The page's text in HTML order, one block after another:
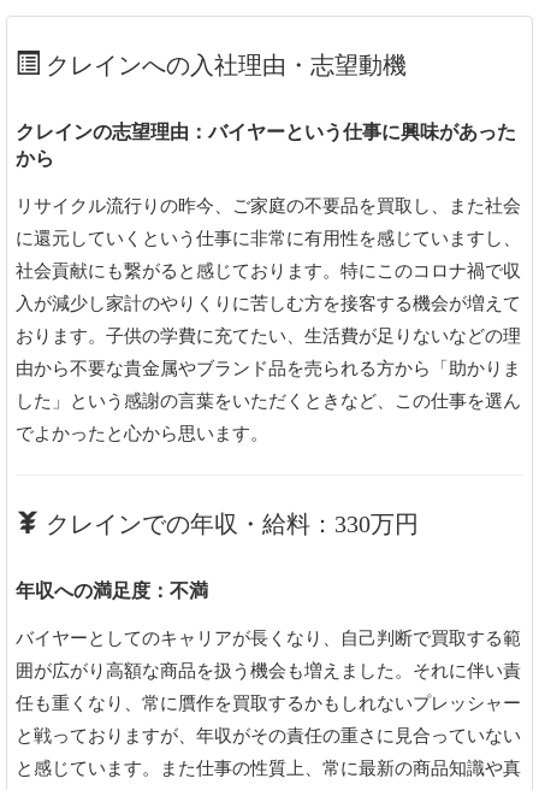
クレインへの入社理由・志望動機
クレインの志望理由：バイヤーという仕事に興味があった
から
リサイクル流行りの昨今、ご家庭の不要品を買取し、また社会
に還元していくという仕事に非常に有用性を感じていますし、
社会貢献にも繋がると感じております。特にこのコロナ禍で収
入が減少し家計のやりくりに苦しむ方を接客する機会が増えて
おります。子供の学費に充てたい、生活費が足りないなどの理
由から不要な貴金属やブランド品を売られる方から「助かりま
した」という感謝の言葉をいただくときなど、この仕事を選ん
でよかったと心から思います。
クレインでの年収・給料：330万円
年収への満足度：不満
バイヤーとしてのキャリアが長くなり、自己判断で買取する範
囲が広がり高額な商品を扱う機会も増えました。それに伴い責
任も重くなり、常に贋作を買取するかもしれないプレッシャー
と戦っておりますが、年収がその責任の重さに見合っていない
と感じています。また仕事の性質上、常に最新の商品知識や真